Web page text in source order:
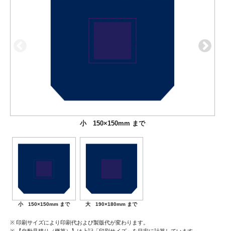
小 150×150mm まで
大 190×180mm まで
小 150×150mm まで 大 190×180mm まで
印刷サイズにより印刷代および製版代が変わります。